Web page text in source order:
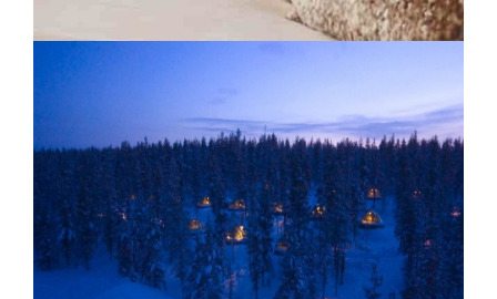
Chalet Sheldon